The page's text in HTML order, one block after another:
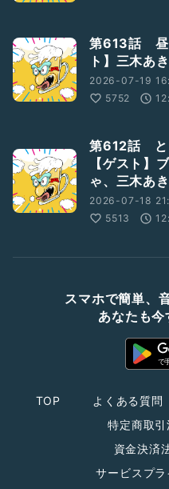
第613話 昼
ト】三木あ
2026-07-19
5752
第612話 と
【ゲスト】
ゃ、三木あ
2026-07-18
5513
スマホで簡単、
あなたも
TOP よくある質問
特定商取
資金決済
サービスプ